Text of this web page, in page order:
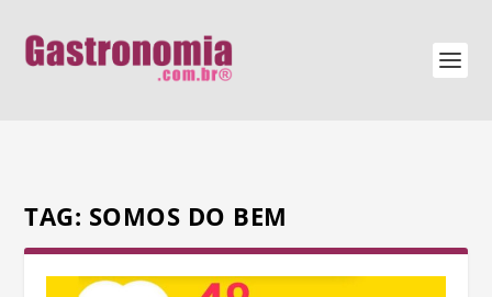
TAG: SOMOS DO BEM